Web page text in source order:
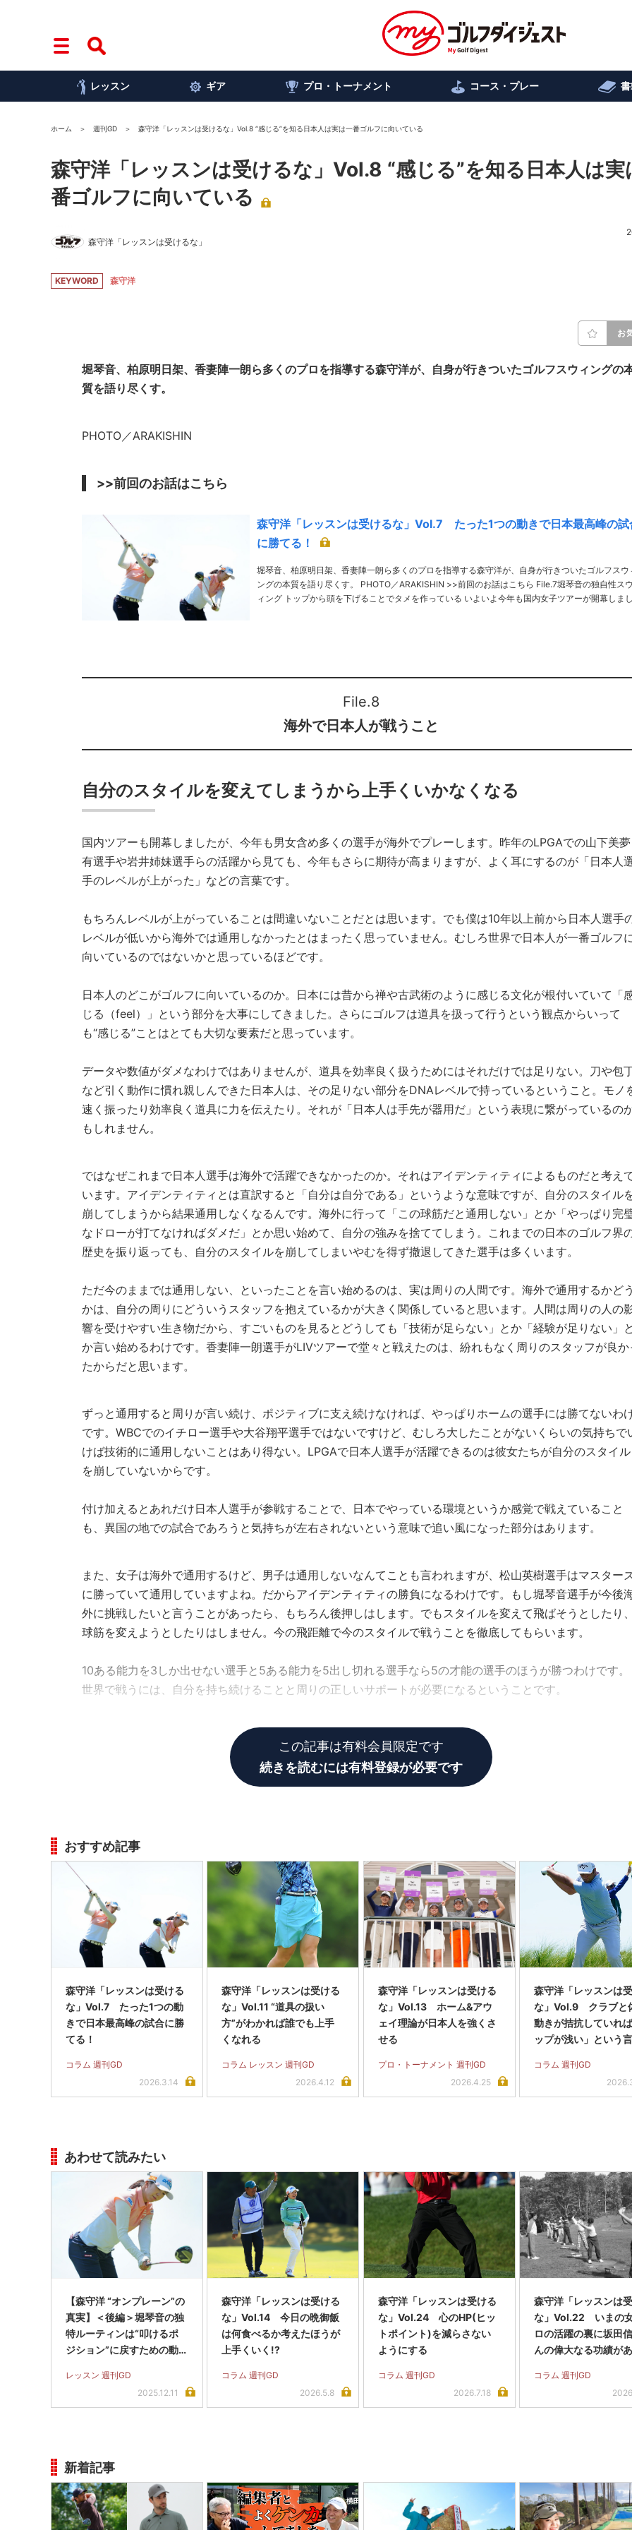
レッスン ギア プロ・トーナメント コース・プレー
ホーム 週刊GD 森守洋「レッスンは受けるな」Vol.8 “感じる”を知る日本人は実は一番ゴルフに向いている
森守洋「レッスンは受けるな」Vol.8 “感じる”を知る日本人は実
番ゴルフに向いている
森守洋「レッスンは受けるな」
KEYWORD 森守洋
お
堀琴音、柏原明日架、香妻陣一朗ら多くのプロを指導する森守洋が、自身が行きついたゴルフスウィングの
質を語り尽くす。
PHOTO／ARAKISHIN
>>前回のお話はこちら
森守洋「レッスンは受けるな」Vol.7 たった1つの動きで日本最高峰の試
に勝てる！
堀琴音、柏原明日架、香妻陣一朗ら多くのプロを指導する森守洋が、自身が行きついたゴルフスウ
ングの本質を語り尽くす。 PHOTO／ARAKISHIN >>前回のお話はこちら File.7堀琴音の独自性スウ
ィング トップから頭を下げることでタメを作っている いよいよ今年も国内女子ツアーが開幕しまし
File.8
海外で日本人が戦うこと
自分のスタイルを変えてしまうから上手くいかなくなる
国内ツアーも開幕しましたが、今年も男女含め多くの選手が海外でプレーします。昨年のLPGAでの山下美夢
有選手や岩井姉妹選手らの活躍から見ても、今年もさらに期待が高まりますが、よく耳にするのが「日本人
手のレベルが上がった」などの言葉です。
もちろんレベルが上がっていることは間違いないことだとは思います。でも僕は10年以上前から日本人選手
レベルが低いから海外では通用しなかったとはまったく思っていません。むしろ世界で日本人が一番ゴルフ
向いているのではないかと思っているほどです。
日本人のどこがゴルフに向いているのか。日本には昔から禅や古武術のように感じる文化が根付いていて「
じる（feel）」という部分を大事にしてきました。さらにゴルフは道具を扱って行うという観点からいって
も“感じる”ことはとても大切な要素だと思っています。
データや数値がダメなわけではありませんが、道具を効率良く扱うためにはそれだけでは足りない。刀や包
など引く動作に慣れ親しんできた日本人は、その足りない部分をDNAレベルで持っているということ。モノ
速く振ったり効率良く道具に力を伝えたり。それが「日本人は手先が器用だ」という表現に繋がっているの
もしれません。
ではなぜこれまで日本人選手は海外で活躍できなかったのか。それはアイデンティティによるものだと考え
います。アイデンティティとは直訳すると「自分は自分である」というような意味ですが、自分のスタイル
崩してしまうから結果通用しなくなるんです。海外に行って「この球筋だと通用しない」とか「やっぱり完
なドローが打てなければダメだ」とか思い始めて、自分の強みを捨ててしまう。これまでの日本のゴルフ界
歴史を振り返っても、自分のスタイルを崩してしまいやむを得ず撤退してきた選手は多くいます。
ただ今のままでは通用しない、といったことを言い始めるのは、実は周りの人間です。海外で通用するかど
かは、自分の周りにどういうスタッフを抱えているかが大きく関係していると思います。人間は周りの人の
響を受けやすい生き物だから、すごいものを見るとどうしても「技術が足らない」とか「経験が足りない」
か言い始めるわけです。香妻陣一朗選手がLIVツアーで堂々と戦えたのは、紛れもなく周りのスタッフが良か
たからだと思います。
ずっと通用すると周りが言い続け、ポジティブに支え続けなければ、やっぱりホームの選手には勝てないわ
です。WBCでのイチロー選手や大谷翔平選手ではないですけど、むしろ大したことがないくらいの気持ちで
けば技術的に通用しないことはあり得ない。LPGAで日本人選手が活躍できるのは彼女たちが自分のスタイル
を崩していないからです。
付け加えるとあれだけ日本人選手が参戦することで、日本でやっている環境というか感覚で戦えていること
も、異国の地での試合であろうと気持ちが左右されないという意味で追い風になった部分はあります。
また、女子は海外で通用するけど、男子は通用しないなんてことも言われますが、松山英樹選手はマスター
に勝っていて通用していますよね。だからアイデンティティの勝負になるわけです。もし堀琴音選手が今後
外に挑戦したいと言うことがあったら、もちろん後押しはします。でもスタイルを変えて飛ばそうとしたり
球筋を変えようとしたりはしません。今の飛距離で今のスタイルで戦うことを徹底してもらいます。
10ある能力を3しか出せない選手と5ある能力を5出し切れる選手なら5の才能の選手のほうが勝つわけです。
世界で戦うには、自分を持ち続けることと周りの正しいサポートが必要になるということです。
この記事は有料会員限定です
続きを読むには有料登録が必要です
おすすめ記事
森守洋「レッスンは受ける
な」Vol.7 たった1つの動
きで日本最高峰の試合に勝
てる！
コラム 週刊GD
2026.3.14
森守洋「レッスンは受ける
な」Vol.11 “道具の扱い
方”がわかれば誰でも上手
くなれる
コラム レッスン 週刊GD
2026.4.12
森守洋「レッスンは受ける
な」Vol.13 ホーム&アウ
ェイ理論が日本人を強くさ
せる
プロ・トーナメント 週刊GD
2026.4.25
森守洋「レッスンは
な」Vol.9 クラブと
動きが拮抗していれ
ップが浅い」という
コラム 週刊GD
あわせて読みたい
【森守洋 “オンプレーン”の
真実】＜後編＞堀琴音の独
特ルーティンは“叩けるポ
ジション”に戻すための動
レッスン 週刊GD
2025.12.11
森守洋「レッスンは受ける
な」Vol.14 今日の晩御飯
は何食べるか考えたほうが
上手くいく!?
コラム 週刊GD
2026.5.8
森守洋「レッスンは受ける
な」Vol.24 心のHP(ヒッ
トポイント)を減らさない
ようにする
コラム 週刊GD
2026.7.18
森守洋「レッスンは
な」Vol.22 いまの
ロの活躍の裏に坂田
んの偉大なる功績が
コラム 週刊GD
新着記事